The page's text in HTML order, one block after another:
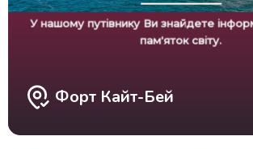
У нашому путівнику Ви знайдете інформацію про 389
пам'яток світу.
Форт Кайт-Бей